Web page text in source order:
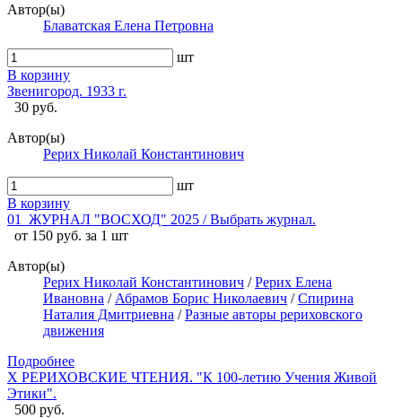
Автор(ы)
Блаватская Елена Петровна
шт
В корзину
Звенигород. 1933 г.
30 руб.
Автор(ы)
Рерих Николай Константинович
шт
В корзину
01_ЖУРНАЛ "ВОСХОД" 2025 / Выбрать журнал.
от 150 руб. за 1 шт
Автор(ы)
Рерих Николай Константинович /Рерих Елена
Ивановна / Абрамов Борис Николаевич /Спирина
Наталия Дмитриевна /Разные авторы рериховского
движения
Подробнее
X РЕРИХОВСКИЕ ЧТЕНИЯ. "К 100-летию Учения Живой
Этики".
500 руб.